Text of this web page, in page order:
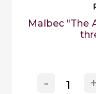
Malbec "The
+
-